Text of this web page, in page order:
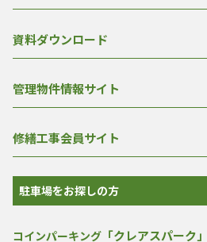
資料ダウンロード
管理物件情報サイト
修繕工事会員サイト
駐車場をお探しの方
コインパーキング 「クレアスパーク」